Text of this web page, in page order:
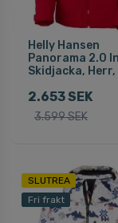
Helly Hansen
Panorama 2.0
Skidjacka, Herr,
2.653 SEK
3.599 SEK
SLUTREA
Fri frakt